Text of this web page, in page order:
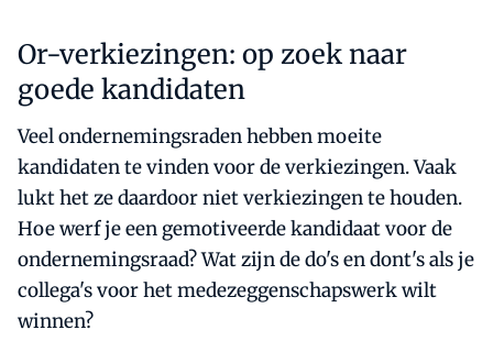
Or-verkiezingen: op zoek naar
goede kandidaten
Veel ondernemingsraden hebben moeite
kandidaten te vinden voor de verkiezingen. Vaak
lukt het ze daardoor niet verkiezingen te houden.
Hoe werf je een gemotiveerde kandidaat voor de
ondernemingsraad? Wat zijn de do's en dont's als je
collega's voor het medezeggenschapswerk wilt
winnen?